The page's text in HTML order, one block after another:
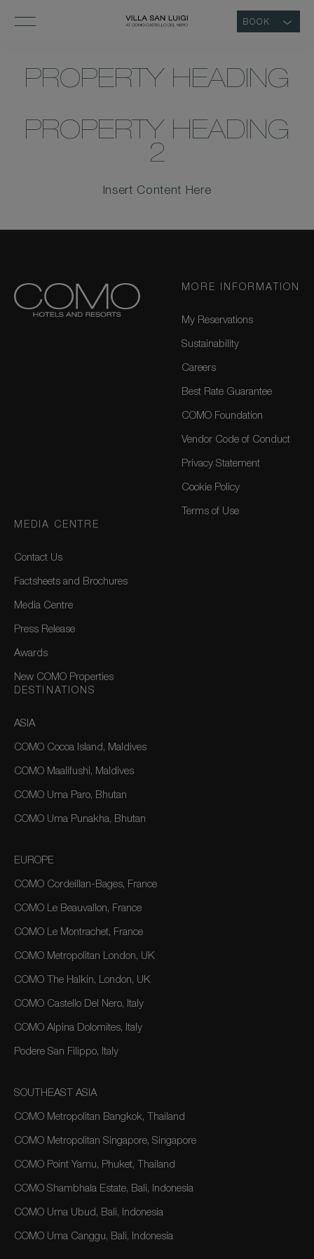
BOOK
PROPERTY HEADING
PROPERTY HEADING
2
Insert Content Here
MORE INFORMATION
My Reservations
Sustainability
Careers
Best Rate Guarantee
COMO Foundation
Vendor Code of Conduct
Privacy Statement
Cookie Policy
Terms of Use
MEDIA CENTRE
Contact Us
Factsheets and Brochures
Media Centre
Press Release
Awards
New COMO Properties
DESTINATIONS
ASIA
COMO Cocoa Island, Maldives
COMO Maalifushi, Maldives
COMO Uma Paro, Bhutan
COMO Uma Punakha, Bhutan
EUROPE
COMO Cordeillan-Bages, France
COMO Le Beauvallon, France
COMO Le Montrachet, France
COMO Metropolitan London, UK
COMO The Halkin, London, UK
COMO Castello Del Nero, Italy
COMO Alpina Dolomites, Italy
Podere San Filippo, Italy
SOUTHEAST ASIA
COMO Metropolitan Bangkok, Thailand
COMO Metropolitan Singapore, Singapore
COMO Point Yamu, Phuket, Thailand
COMO Shambhala Estate, Bali, Indonesia
COMO Uma Ubud, Bali, Indonesia
COMO Uma Canggu, Bali, Indonesia